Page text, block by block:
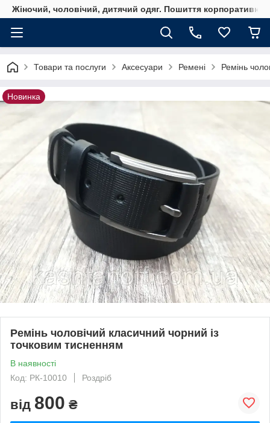
Жіночий, чоловічий, дитячий одяг. Пошиття
Товари та послуги Аксесуари Ремені Ремінь
Новинка
Ремінь чоловічий класичний чорний із
точковим тисненням
В наявності
Код: РК-10010
Роздріб
від 800 ₴